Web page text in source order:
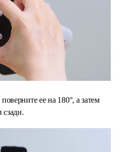
ее на 180°, а затем
сзади.